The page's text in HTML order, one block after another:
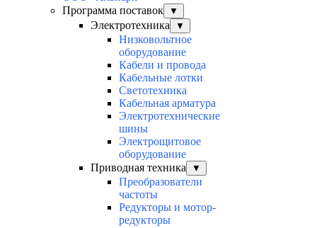
Программа поставок
▼
Электротехника ▼
Низковольтное
оборудование
Кабели и провода
Кабельные лотки
Светотехника
Кабельная арматура
Электротехнические
шины
Электрощитовое
оборудование
Приводная техника
▼
Преобразователи
частоты
Редукторы и мотор-
редукторы